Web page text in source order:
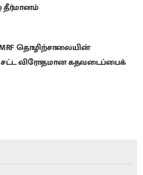
தீர்மானம்
தொழிற்சாலையின்
சட்ட விரோதமான கதவடைப்பைக்